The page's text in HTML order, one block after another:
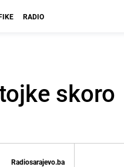
RADIO
skoro
Radiosarajevo.ba